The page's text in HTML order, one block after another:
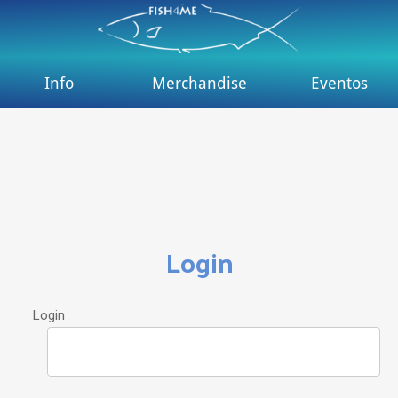
Info Merchandise Eventos
Login
Login